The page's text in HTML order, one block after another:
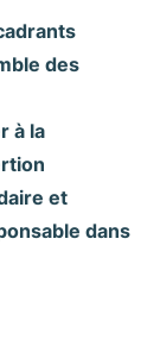
des
à la
et
dans